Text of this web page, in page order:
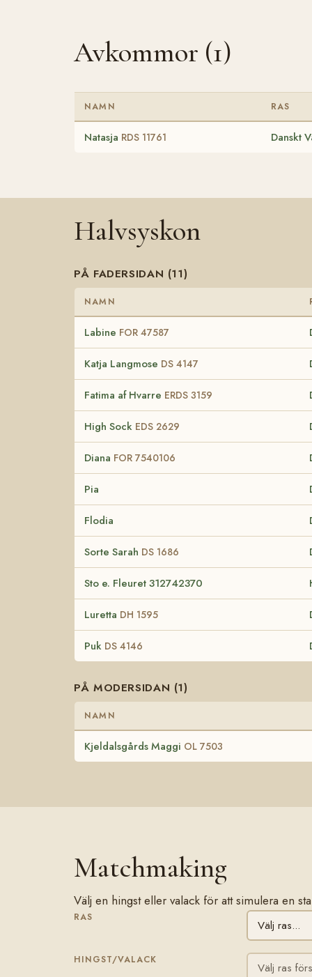
Avkommor (1)
NAMN RAS
Natasja RDS 11761 Danskt
Halvsyskon
PÅ FADERSIDAN (11)
NAMN
Labine FOR 47587
Katja Langmose DS 4147
Fatima af Hvarre ERDS 3159
High Sock EDS 2629
Diana FOR 7540106
Pia
Flodia
Sorte Sarah DS 1686
Sto e. Fleuret 312742370
Luretta DH 1595
Puk DS 4146
PÅ MODERSIDAN (1)
NAMN
Kjeldalsgårds Maggi OL 7503
Matchmaking
Välj en hingst eller valack för att simulera en
RAS
HINGST/VALACK